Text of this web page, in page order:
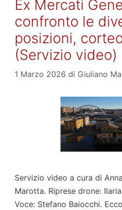
Ex Mercati
confronto le
posizioni,
(Servizio video)
1 Marzo 2026 di Giuliano
Servizio video a cura di
Marotta. Riprese drone:
Voce: Stefano Baiocchi.